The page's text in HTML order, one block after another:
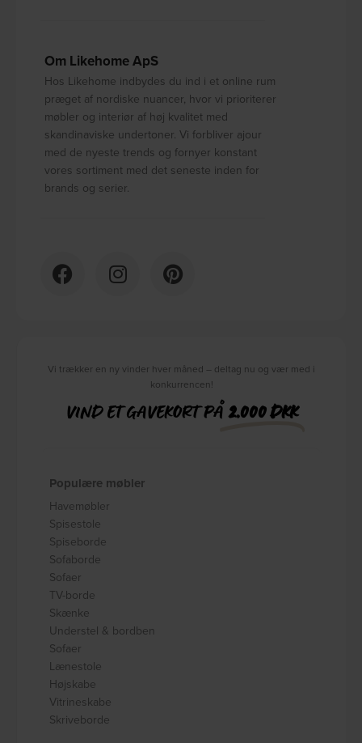
Om Likehome ApS
Hos Likehome indbydes du ind i et online rum
præget af nordiske nuancer, hvor vi prioriterer
møbler og interiør af høj kvalitet med
skandinaviske undertoner. Vi forbliver ajour
med de nyeste trends og fornyer konstant
vores sortiment med det seneste inden for
brands og serier.
Vi trækker en ny vinder hver måned – deltag nu og vær med i
konkurrencen!
VIND ET GAVEKORT PÅ2.000 DKK
Populære møbler
Havemøbler
Spisestole
Spiseborde
Sofaborde
Sofaer
TV-borde
Skænke
Understel & bordben
Sofaer
Lænestole
Højskabe
Vitrineskabe
Skriveborde